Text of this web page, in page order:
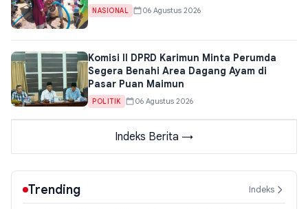
NASIONAL 06 Agustus 2026
Komisi II DPRD Karimun Minta Perumda
Segera Benahi Area Dagang Ayam di
Pasar Puan Maimun
POLITIK 06 Agustus 2026
Indeks Berita →
Trending Indeks